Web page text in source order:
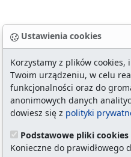
Ustawienia cookies
Korzystamy z plików cookies,
Twoim urządzeniu, w celu
funkcjonalności oraz do
anonimowych danych
dowiesz się z polityki
Podstawowe pliki cookies
Konieczne do prawidłowego